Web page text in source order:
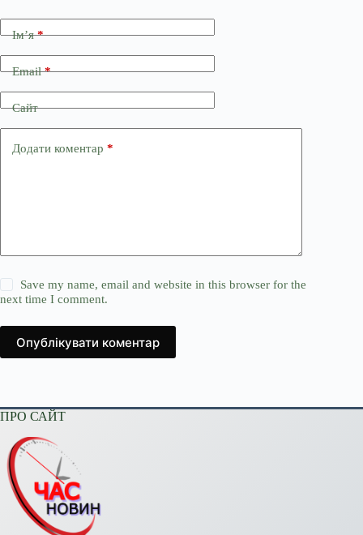
Ім’я*
Email*
Сайт
Додати коментар *
Save my name, email and website in this browser for the
next time I comment.
Опублікувати коментар
ПРО САЙТ